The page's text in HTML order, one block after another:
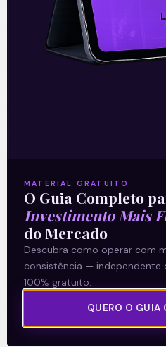
04/06/2018
Sobre nós
Termos e Condições
Política de Privacidade
Explore
E Eu Com Isso?
MATERIAL GRATUITO
O Guia Completo
Investimento Mais
do Mercado
Descubra como operar com
consistência — independente
100% gratuito.
QUERO O GUIA